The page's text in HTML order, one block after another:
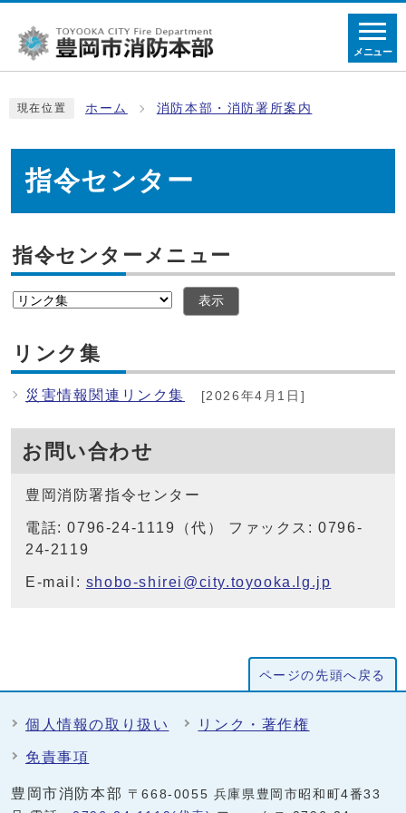
メニュー
現在位置 ホーム 消防本部・消防署所案内
指令センター
指令センターメニュー
表示
リンク集
災害情報関連リンク集 [2026年4月1日]
お問い合わせ
豊岡消防署指令センター
電話: 0796-24-1119（代） ファックス: 0796-
24-2119
E-mail: shobo-shirei@city.toyooka.lg.jp
ページの先頭へ戻る
個人情報の取り扱い リンク・著作権
免責事項
豊岡市消防本部 〒668-0055 兵庫県豊岡市昭和町4番33